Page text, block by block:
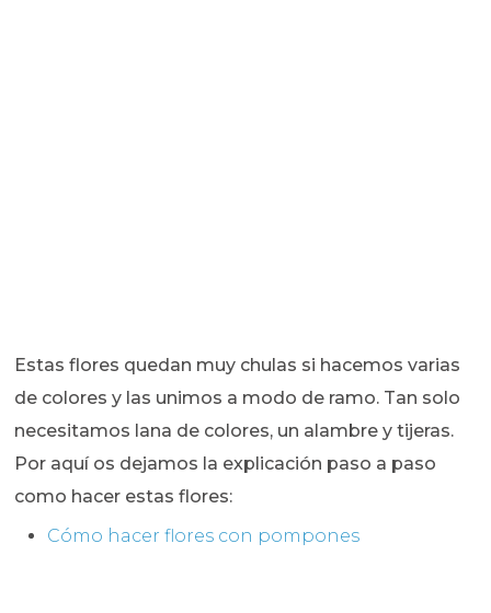
Estas flores quedan muy chulas si hacemos varias
de colores y las unimos a modo de ramo. Tan solo
necesitamos lana de colores, un alambre y tijeras.
Por aquí os dejamos la explicación paso a paso
como hacer estas flores:
Cómo hacer flores con pompones